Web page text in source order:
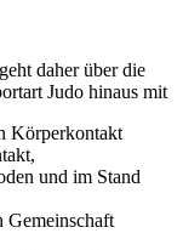
daher über die
Judo hinaus mit
Körperkontakt
und im Stand
Gemeinschaft